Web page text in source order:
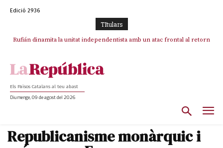
Edició 2936
TItulars
Rufián dinamita la unitat independentista amb un atac frontal al retorn
Puigdemont reivindica la transparència del seu retorn i manté el pols
Els Països Catalans al teu abast
Diumenge, 09 de agost del 2026
Republicanisme monàrquic i